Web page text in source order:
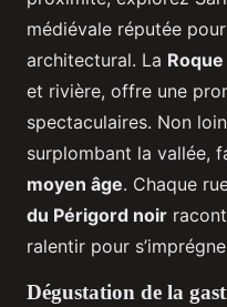
médiévale réputée
architectural. La
et rivière, offre une
spectaculaires. Non
surplombant la vallée,
moyen âge. Chaque
du Périgord noir
ralentir pour
Dégustation de la